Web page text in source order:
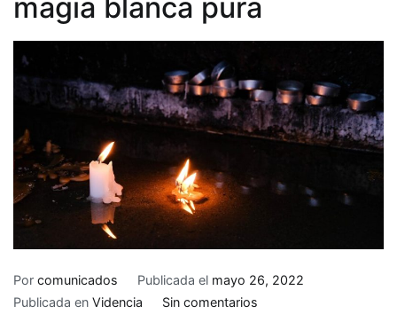
magia blanca pura
Por comunicados Publicada el mayo 26, 2022
Publicada en Videncia Sin comentariosen